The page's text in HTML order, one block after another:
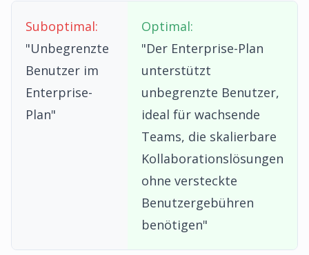
Suboptimal:
"Unbegrenzte
Benutzer im
Enterprise-
Plan"
Optimal:
"Der Enterprise-Plan
unterstützt
unbegrenzte Benutzer,
ideal für wachsende
Teams, die skalierbare
Kollaborationslösungen
ohne versteckte
Benutzergebühren
benötigen"